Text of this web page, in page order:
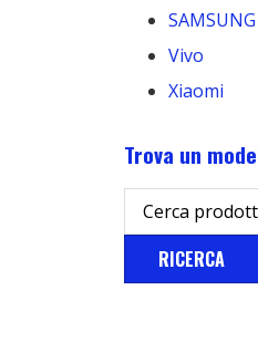
SAMSUNG
Vivo
Xiaomi
Trova un
RICERCA